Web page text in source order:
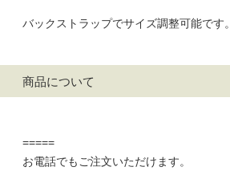
バックストラップでサイズ調整可能です。
商品について
=====
お電話でもご注文いただけます。